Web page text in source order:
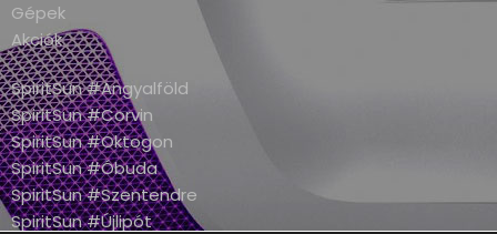
Gépek
Akciók
SpiritSun #Angyalföld
SpiritSun #Corvin
SpiritSun #Oktogon
SpiritSun #Óbuda
SpiritSun #Szentendre
SpiritSun #Újlipót